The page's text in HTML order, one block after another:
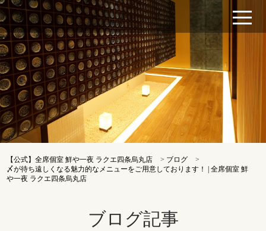
【公式】全席個室 鮮や一夜 ラクエ四条烏丸店 > ブログ
>
〆が待ち遠しくなる魅力的なメニューをご用意しております！ | 全席個室 鮮
や一夜 ラクエ四条烏丸店
ブログ記事